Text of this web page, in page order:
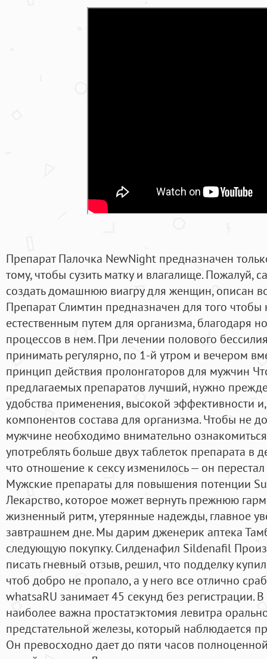
Препарат Палочка NewNight предназначен
тому, чтобы сузить матку и влагалище. Пожалуй,
создать домашнюю виагру для женщин, описан
Препарат Слимтин предназначен для того чтобы
естественным путем для организма, благодаря
процессов в нем. При лечении полового
принимать регулярно, по 1-й утром и вечером
принцип действия пролонгаторов для мужчин
предлагаемых препаратов лучший, нужно
удобства применения, высокой эффективности
компонентов состава для организма. Чтобы не
мужчине необходимо внимательно
употреблять больше двух таблеток препарата в
что отношение к сексу изменилось — он
Мужские препараты для повышения потенции
Лекарство, которое может вернуть прежнюю
жизненный ритм, утерянные надежды, главное
завтрашнем дне. Мы дарим дженерик аптека
следующую покупку. Силденафил Sildenafil
писать гневный отзыв, решил, что подделку
чтоб добро не пропало, а у него все отлично
whatsaRU занимает 45 секунд без регистрации.
наиболее важна простатэктомия левитра
предстательной железы, который наблюдается
Он превосходно дает до пяти часов